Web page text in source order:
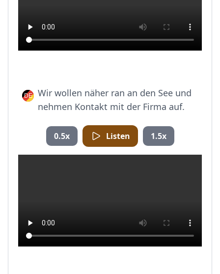
Wir wollen näher ran an den See und
nehmen Kontakt mit der Firma auf.
0.5x Listen 1.5x